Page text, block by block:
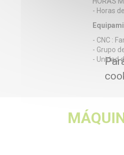
- Horas
- CNC :
- Grupo
- Unidad